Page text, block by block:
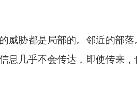
威胁都是局部的。邻近的部落
息几乎不会传达，即使传来，